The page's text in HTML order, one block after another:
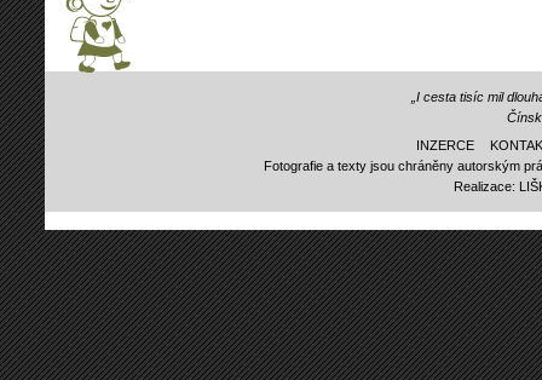
„I cesta tisíc mil
INZERCE
Fotografie a texty jsou chráněny autorským
Realizace: